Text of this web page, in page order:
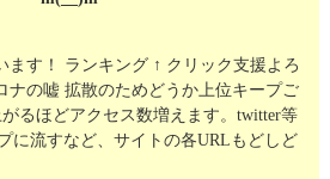
ます！ ランキング ↑ クリック支援よろ
ナの嘘 拡散のためどうか上位キープご
るほどアクセス数増えます。twitter等
に流すなど、サイトの各URLもどしど